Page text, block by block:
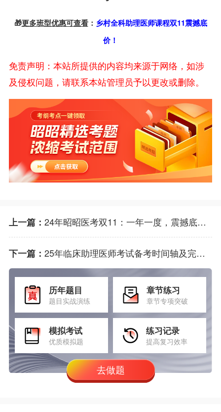
🎁更多班型优惠可查看： 乡村全科助理医师课程双11震撼底
价！
免责声明：本站所提供的内容均来源于网络，如涉
及侵权问题，请联系本站管理员予以更改或删除。
上一篇： 24年昭昭医考双11：一年一度，震撼底价！
下一篇： 25年临床助理医师考试备考时间轴及完整复习方案！
历年题目
题目实战演练
章节练习
章节专项突破
模拟考试
优质模拟题
练习记录
提高复习效率
去做题